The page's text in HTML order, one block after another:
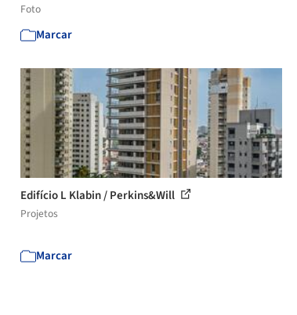
Foto
Marcar
Edifício L Klabin / Perkins&Will
Projetos
Marcar